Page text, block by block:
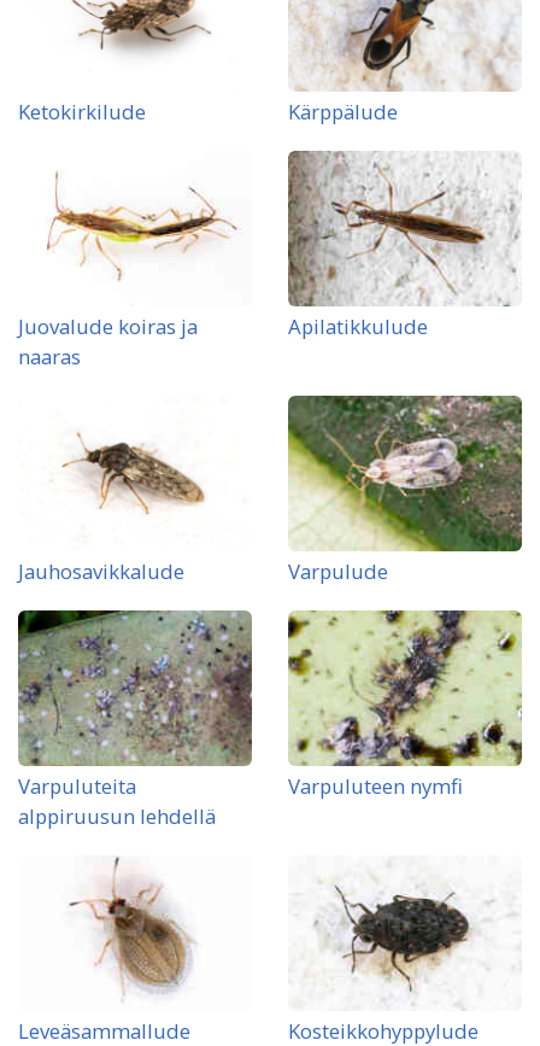
Ketokirkilude Kärppälude
Juovalude koiras ja
naaras
Apilatikkulude
Jauhosavikkalude Varpulude
Varpuluteita
alppiruusun lehdellä
Varpuluteen nymfi
Leveäsammallude Kosteikkohyppylude